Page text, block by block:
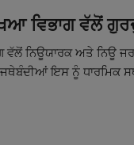
ਵਿਭਾਗ ਵੱਲੋਂ
ਵੱਲੋਂ ਨਿਊਯਾਰਕ ਅਤੇ ਨਿਊ
ਜਥੇਬੰਦੀਆਂ ਇਸ ਨੂੰ ਧਾਰਮਿਕ